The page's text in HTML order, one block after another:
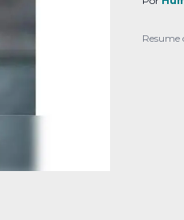
Resume